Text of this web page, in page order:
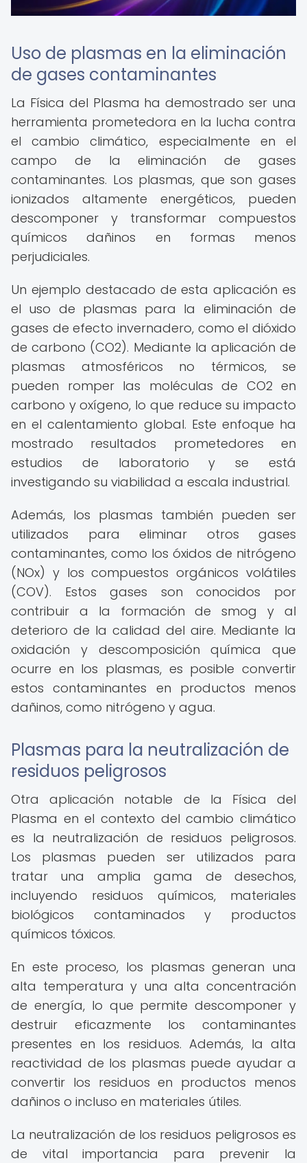
Uso de plasmas en la eliminación
de gases contaminantes
La Física del Plasma ha demostrado ser una
herramienta prometedora en la lucha contra
el cambio climático, especialmente en el
campo de la eliminación de gases
contaminantes. Los plasmas, que son gases
ionizados altamente energéticos, pueden
descomponer y transformar compuestos
químicos dañinos en formas menos
perjudiciales.
Un ejemplo destacado de esta aplicación es
el uso de plasmas para la eliminación de
gases de efecto invernadero, como el dióxido
de carbono (CO2). Mediante la aplicación de
plasmas atmosféricos no térmicos, se
pueden romper las moléculas de CO2 en
carbono y oxígeno, lo que reduce su impacto
en el calentamiento global. Este enfoque ha
mostrado resultados prometedores en
estudios de laboratorio y se está
investigando su viabilidad a escala industrial.
Además, los plasmas también pueden ser
utilizados para eliminar otros gases
contaminantes, como los óxidos de nitrógeno
(NOx) y los compuestos orgánicos volátiles
(COV). Estos gases son conocidos por
contribuir a la formación de smog y al
deterioro de la calidad del aire. Mediante la
oxidación y descomposición química que
ocurre en los plasmas, es posible convertir
estos contaminantes en productos menos
dañinos, como nitrógeno y agua.
Plasmas para la neutralización de
residuos peligrosos
Otra aplicación notable de la Física del
Plasma en el contexto del cambio climático
es la neutralización de residuos peligrosos.
Los plasmas pueden ser utilizados para
tratar una amplia gama de desechos,
incluyendo residuos químicos, materiales
biológicos contaminados y productos
químicos tóxicos.
En este proceso, los plasmas generan una
alta temperatura y una alta concentración
de energía, lo que permite descomponer y
destruir eficazmente los contaminantes
presentes en los residuos. Además, la alta
reactividad de los plasmas puede ayudar a
convertir los residuos en productos menos
dañinos o incluso en materiales útiles.
La neutralización de los residuos peligrosos es
de vital importancia para prevenir la